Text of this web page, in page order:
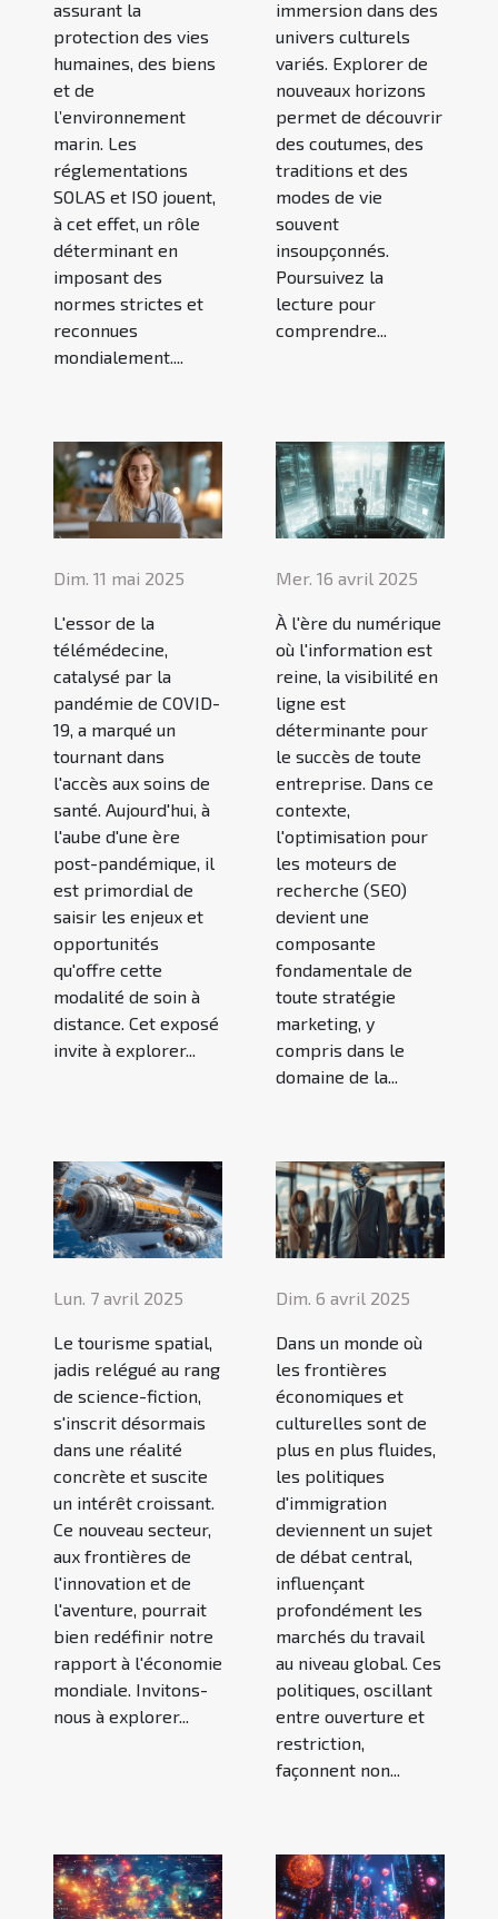
assurant la
protection des vies
humaines, des biens
et de
l’environnement
marin. Les
réglementations
SOLAS et ISO jouent,
à cet effet, un rôle
déterminant en
imposant des
normes strictes et
reconnues
mondialement....
immersion dans des
univers culturels
variés. Explorer de
nouveaux horizons
permet de découvrir
des coutumes, des
traditions et des
modes de vie
souvent
insoupçonnés.
Poursuivez la
lecture pour
comprendre...
Dim. 11 mai 2025
L'essor de la
télémédecine,
catalysé par la
pandémie de COVID-
19, a marqué un
tournant dans
l'accès aux soins de
santé. Aujourd'hui, à
l'aube d'une ère
post-pandémique, il
est primordial de
saisir les enjeux et
opportunités
qu'offre cette
modalité de soin à
distance. Cet exposé
invite à explorer...
Mer. 16 avril 2025
À l'ère du numérique
où l'information est
reine, la visibilité en
ligne est
déterminante pour
le succès de toute
entreprise. Dans ce
contexte,
l'optimisation pour
les moteurs de
recherche (SEO)
devient une
composante
fondamentale de
toute stratégie
marketing, y
compris dans le
domaine de la...
Lun. 7 avril 2025
Le tourisme spatial,
jadis relégué au rang
de science-fiction,
s'inscrit désormais
dans une réalité
concrète et suscite
un intérêt croissant.
Ce nouveau secteur,
aux frontières de
l'innovation et de
l'aventure, pourrait
bien redéfinir notre
rapport à l'économie
mondiale. Invitons-
nous à explorer...
Dim. 6 avril 2025
Dans un monde où
les frontières
économiques et
culturelles sont de
plus en plus fluides,
les politiques
d'immigration
deviennent un sujet
de débat central,
influençant
profondément les
marchés du travail
au niveau global. Ces
politiques, oscillant
entre ouverture et
restriction,
façonnent non...